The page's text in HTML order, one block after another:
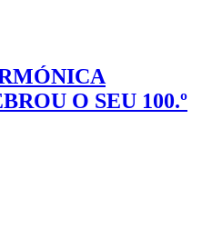
O SEU 100.º